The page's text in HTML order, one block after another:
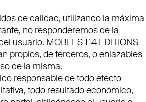
de calidad, utilizando la máxima
no responderemos de la
usuario. MOBLES 114 EDITIONS
propios, de terceros, o enlazables
de la misma.
responsable de todo efecto
todo resultado económico,